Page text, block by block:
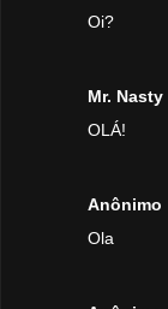
Oi?
Mr. Nasty
OLÁ!
Anônimo
Ola